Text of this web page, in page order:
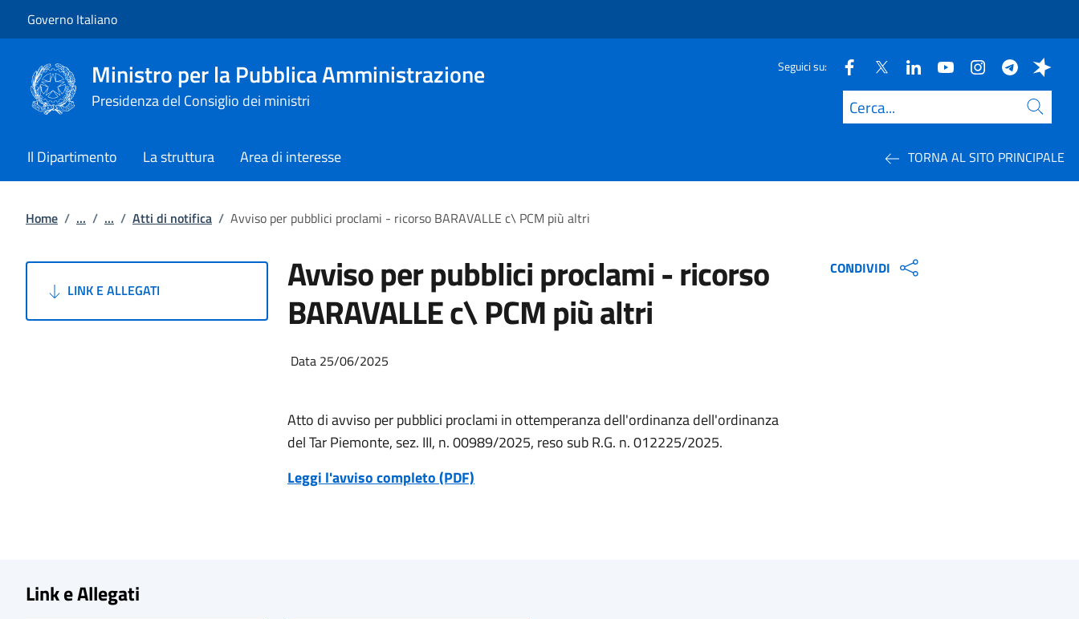
Governo Italiano
Ministro per la Pubblica Amministrazione
Presidenza del Consiglio dei ministri
Seguici su:
Cerca
Il Dipartimento La struttura Area di interesse TORNA AL SITO PRINCIPALE
Home / ... / ... / Atti di notifica / Avviso per pubblici proclami - ricorso BARAVALLE c\ PCM più altri
LINK E ALLEGATI Avviso per pubblici proclami - ricorso
BARAVALLE c\ PCM più altri
Data 25/06/2025
Atto di avviso per pubblici proclami in ottemperanza dell'ordinanza dell'ordinanza
del Tar Piemonte, sez. III, n. 00989/2025, reso sub R.G. n. 012225/2025.
Leggi l'avviso completo (PDF)
CONDIVIDI
Link e Allegati